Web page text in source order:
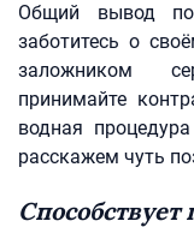
Общий вывод
заботитесь о
заложником
принимайте
водная
расскажем чуть